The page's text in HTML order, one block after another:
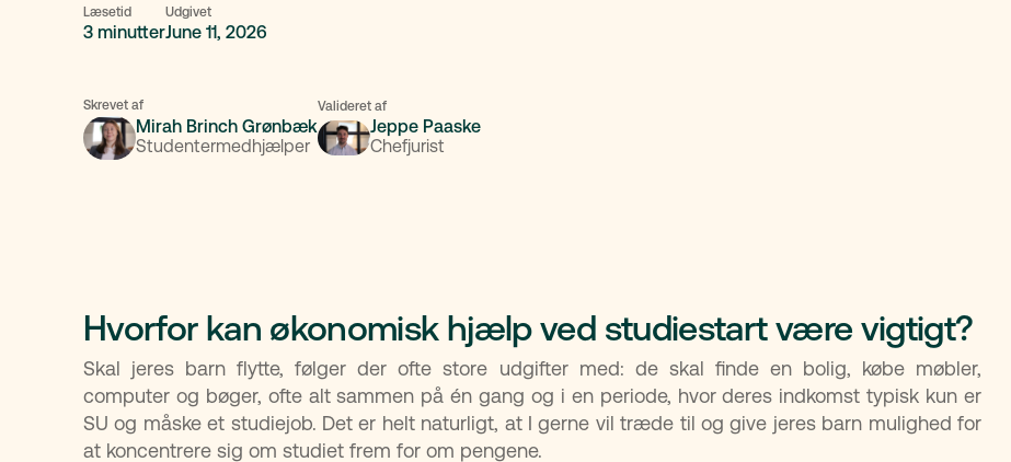
Læsetid
3 minutter
Udgivet
June 11, 2026
Skrevet af
Mirah Brinch Grønbæk
Studentermedhjælper
Valideret af
Jeppe Paaske
Chefjurist
Hvorfor kan økonomisk hjælp ved studiestart være vigtigt?
Skal jeres barn flytte, følger der ofte store udgifter med: de skal finde en bolig, købe møbler,
computer og bøger, ofte alt sammen på én gang og i en periode, hvor deres indkomst typisk kun er
SU og måske et studiejob. Det er helt naturligt, at I gerne vil træde til og give jeres barn mulighed for
at koncentrere sig om studiet frem for om pengene.